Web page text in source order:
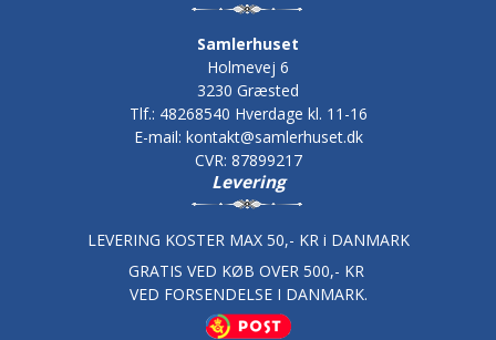
Samlerhuset
Holmevej 6
3230 Græsted
Tlf.: 48268540 Hverdage kl. 11-16
E-mail: kontakt@samlerhuset.dk
CVR: 87899217
Levering
LEVERING KOSTER MAX 50,- KR i DANMARK
GRATIS VED KØB OVER 500,- KR
VED FORSENDELSE I DANMARK.